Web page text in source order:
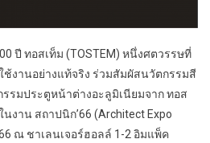
ปี ทอสเท็ม (TOSTEM) หนึ่งศตวรรษที่
ช้งานอย่างแท้จริง ร่วมสัมผัสนวัตกรรมสี
รรมประตูหน้าต่างอะลูมิเนียมจาก ทอส
งาน สถาปนิก’66 (Architect Expo
ณ ชาเลนเจอร์ฮอลล์ 1-2 อิมแพ็ค